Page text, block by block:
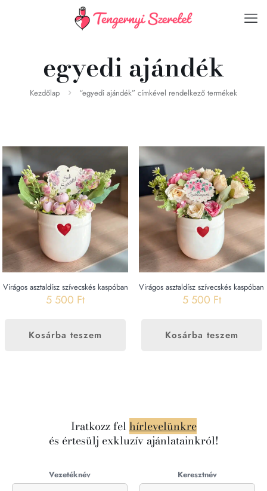
egyedi ajándék
Kezdőlap “egyedi ajándék” címkével rendelkező termékek
Virágos asztaldísz szívecskés kaspóban
5 500 Ft
Kosárba teszem
Virágos asztaldísz szívecskés kaspóban
5 500 Ft
Kosárba teszem
Iratkozz felhírlevelünkre
és értesülj exkluzív ajánlatainkról!
Vezetéknév Keresztnév